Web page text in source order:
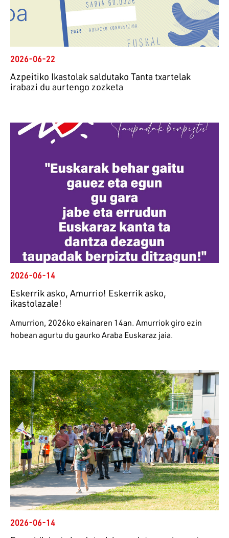
2026-06-22
Azpeitiko Ikastolak saldutako Tanta txartelak
irabazi du aurtengo zozketa
2026-06-14
Eskerrik asko, Amurrio! Eskerrik asko,
ikastolazale!
Amurrion, 2026ko ekainaren 14an. Amurriok giro ezin
hobean agurtu du gaurko Araba Euskaraz jaia.
2026-06-14